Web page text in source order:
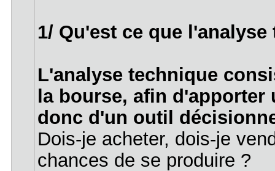
1/ Qu'est ce que l'analyse
L'analyse technique
la bourse, afin
donc d'un outil
Dois-je acheter, dois-je
chances de se produire ?